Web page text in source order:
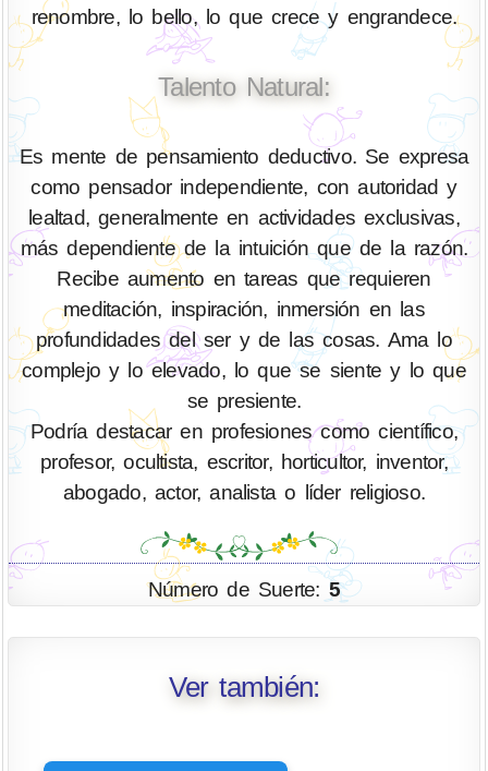
renombre, lo bello, lo que crece y engrandece.
Talento Natural:
Es mente de pensamiento deductivo. Se expresa
como pensador independiente, con autoridad y
lealtad, generalmente en actividades exclusivas,
más dependiente de la intuición que de la razón.
Recibe aumento en tareas que requieren
meditación, inspiración, inmersión en las
profundidades del ser y de las cosas. Ama lo
complejo y lo elevado, lo que se siente y lo que
se presiente.
Podría destacar en profesiones como científico,
profesor, ocultista, escritor, horticultor, inventor,
abogado, actor, analista o líder religioso.
Número de Suerte: 5
Ver también: